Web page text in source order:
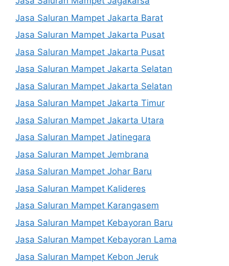
Jasa Saluran Mampet Jakarta Barat
Jasa Saluran Mampet Jakarta Pusat
Jasa Saluran Mampet Jakarta Pusat
Jasa Saluran Mampet Jakarta Selatan
Jasa Saluran Mampet Jakarta Selatan
Jasa Saluran Mampet Jakarta Timur
Jasa Saluran Mampet Jakarta Utara
Jasa Saluran Mampet Jatinegara
Jasa Saluran Mampet Jembrana
Jasa Saluran Mampet Johar Baru
Jasa Saluran Mampet Kalideres
Jasa Saluran Mampet Karangasem
Jasa Saluran Mampet Kebayoran Baru
Jasa Saluran Mampet Kebayoran Lama
Jasa Saluran Mampet Kebon Jeruk